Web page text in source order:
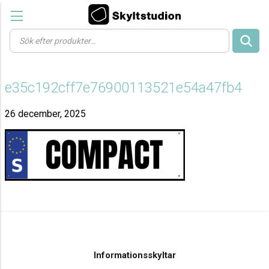
Products
search
e35c192cff7e76900113521e54a47fb4
26 december, 2025
Informationsskyltar